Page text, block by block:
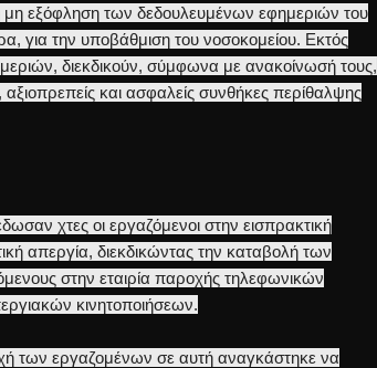
μη εξόφληση των δεδουλευμένων εφημεριών του
για την υποβάθμιση του νοσοκομείου. Εκτός
διεκδικούν, σύμφωνα με ανακοίνωσή τους,
και ασφαλείς συνθήκες περίθαλψης
χτες οι εργαζόμενοι στην εισπρακτική
απεργία, διεκδικώντας την καταβολή των
στην εταιρία παροχής τηλεφωνικών
κινητοποιήσεων.
των εργαζομένων σε αυτή αναγκάστηκε να